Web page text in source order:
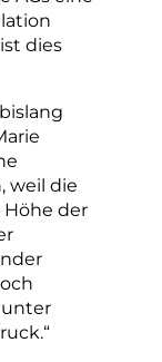
dies
weil die
der
unter